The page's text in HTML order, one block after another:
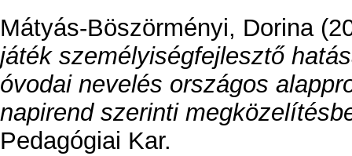
Mátyás-Böszörményi, Dorina
játék személyiségfejlesztő
óvodai nevelés országos
napirend szerinti
Pedagógiai Kar.